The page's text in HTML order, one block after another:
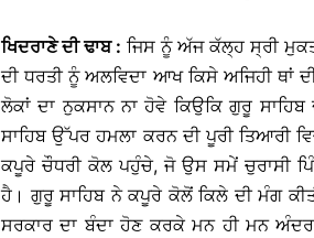
ਖਿਦਰਾਣੇ ਦੀ ਢਾਬ : ਜਿਸ ਨੂੰ ਅੱਜ ਕੱਲ੍ਹ ਸ੍ਰੀ
ਦੀ ਧਰਤੀ ਨੂੰ ਅਲਵਿਦਾ ਆਖ ਕਿਸੇ ਅਜਿਹੀ ਥਾਂ
ਲੋਕਾਂ ਦਾ ਨੁਕਸਾਨ ਨਾ ਹੋਵੇ ਕਿਉਕਿ ਗੁਰੂ
ਸਾਹਿਬ ਉੱਪਰ ਹਮਲਾ ਕਰਨ ਦੀ ਪੂਰੀ ਤਿਆਰੀ
ਕਪੂਰੇ ਚੌਧਰੀ ਕੋਲ ਪਹੁੰਚੇ, ਜੋ ਉਸ ਸਮੇਂ ਚੁਰਾਸੀ
ਹੈ। ਗੁਰੂ ਸਾਹਿਬ ਨੇ ਕਪੂਰੇ ਕੋਲੋਂ ਕਿਲੇ ਦੀ ਮੰਗ
ਸਰਕਾਰ ਦਾ ਬੰਦਾ ਹੋਣ ਕਰਕੇ ਮਨ ਹੀ ਮਨ